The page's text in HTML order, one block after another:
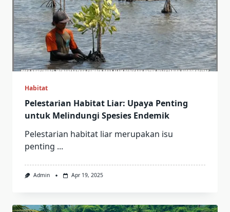
Habitat
Pelestarian Habitat Liar: Upaya Penting
untuk Melindungi Spesies Endemik
Pelestarian habitat liar merupakan isu
penting ...
Admin Apr 19, 2025